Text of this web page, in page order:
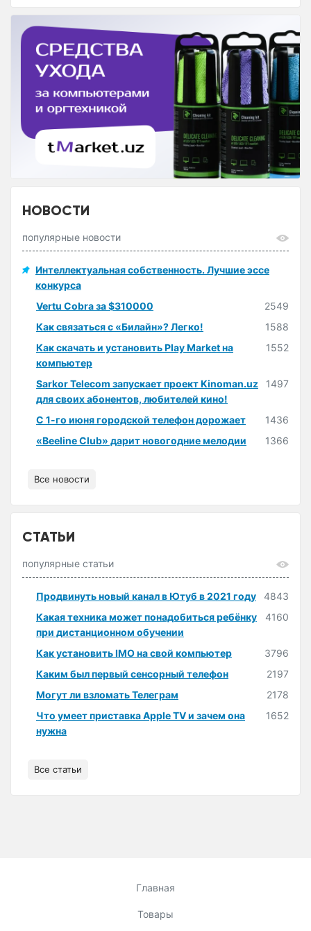
НОВОСТИ
популярные новости
Интеллектуальная собственность. Лучшие эссе
конкурса
Vertu Cobra за $310000
2549
Как связаться с «Билайн»? Легко!
1588
Как скачать и установить Play Market на
компьютер
1552
Sarkor Telecom запускает проект Kinoman.uz
для своих абонентов, любителей кино!
1497
С 1-го июня городской телефон дорожает
1436
«Beeline Club» дарит новогодние мелодии
1366
Все новости
СТАТЬИ
популярные статьи
Продвинуть новый канал в Ютуб в 2021 году
4843
Какая техника может понадобиться ребёнку
при дистанционном обучении
4160
Как установить IMO на свой компьютер
3796
Каким был первый сенсорный телефон
2197
Могут ли взломать Телеграм
2178
Что умеет приставка Apple TV и зачем она
нужна
1652
Все статьи
Главная
Товары